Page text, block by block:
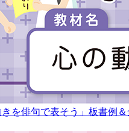
を俳句で表そう」板書例